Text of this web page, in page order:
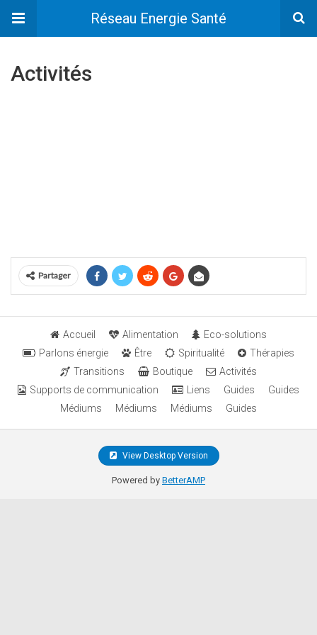
Réseau Energie Santé
Activités
Partager
Accueil Alimentation
Eco-solutions
Parlons énergie
Être Spiritualité
Thérapies
Transitions
Boutique
Activités
Supports de communication
Liens Guides
Guides
Médiums
Médiums Médiums Guides
View Desktop Version
Powered by BetterAMP